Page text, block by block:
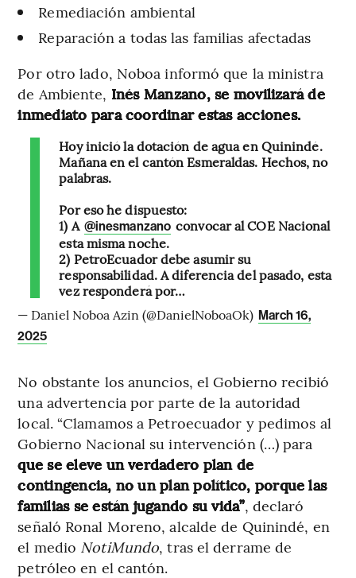
Remediación ambiental
Reparación a todas las familias afectadas
Por otro lado, Noboa informó que la ministra
de Ambiente, Inés Manzano, se movilizará de
inmediato para coordinar estas acciones.
Hoy inició la dotación de agua en Quinindé.
Mañana en el cantón Esmeraldas. Hechos, no
palabras.
Por eso he dispuesto:
1) A @inesmanzano convocar al COE Nacional
esta misma noche.
2) PetroEcuador debe asumir su
responsabilidad. A diferencia del pasado, esta
vez responderá por…
— Daniel Noboa Azin (@DanielNoboaOk) March 16,
2025
No obstante los anuncios, el Gobierno recibió
una advertencia por parte de la autoridad
local. “Clamamos a Petroecuador y pedimos al
Gobierno Nacional su intervención (…) para
que se eleve un verdadero plan de
contingencia, no un plan político, porque las
familias se están jugando su vida”, declaró
señaló Ronal Moreno, alcalde de Quinindé, en
el medio NotiMundo, tras el derrame de
petróleo en el cantón.